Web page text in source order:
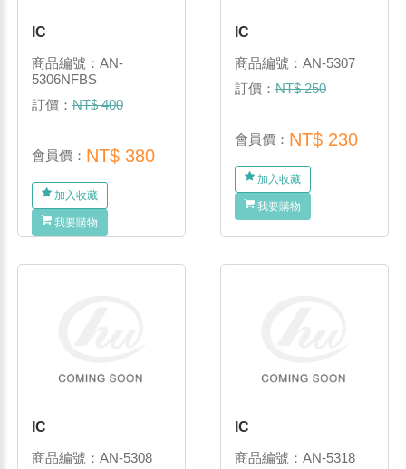
IC
商品編號：AN-
5306NFBS
訂價：NT$ 400
會員價： NT$ 380
加入收藏
我要購物
IC
商品編號：AN-5307
訂價：NT$ 250
會員價： NT$ 230
加入收藏
我要購物
IC
商品編號：AN-5308
IC
商品編號：AN-5318